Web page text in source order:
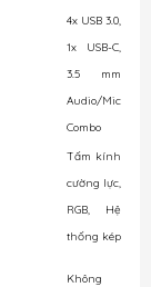
4x USB 3.0,
1x USB-C,
3.5 mm
Audio/Mic
Combo
Tấm kính
cường lực,
RGB, Hệ
thống kép
Không